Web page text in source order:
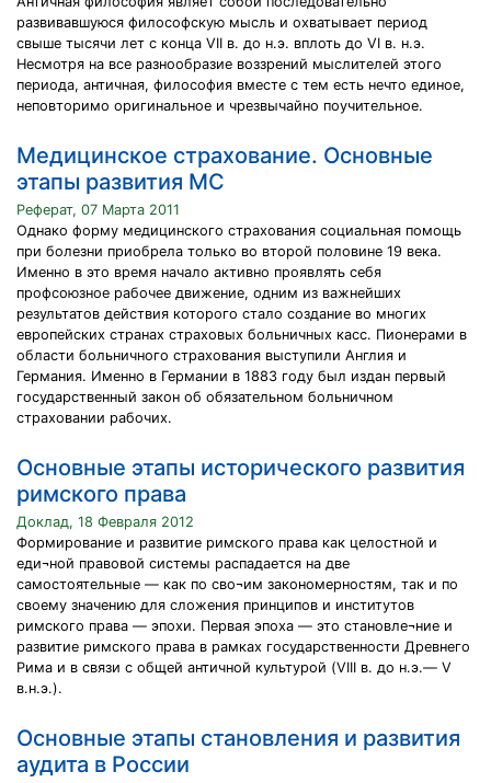
развивавшуюся философскую мысль и охватывает период
свыше тысячи лет с конца VII в. до н.э. вплоть до VI в. н.э.
Несмотря на все разнообразие воззрений мыслителей этого
периода, античная, философия вместе с тем есть нечто единое,
неповторимо оригинальное и чрезвычайно поучительное.
Медицинское страхование. Основные
этапы развития МС
Реферат, 07 Марта 2011
Однако форму медицинского страхования социальная помощь
при болезни приобрела только во второй половине 19 века.
Именно в это время начало активно проявлять себя
профсоюзное рабочее движение, одним из важнейших
результатов действия которого стало создание во многих
европейских странах страховых больничных касс. Пионерами в
области больничного страхования выступили Англия и
Германия. Именно в Германии в 1883 году был издан первый
государственный закон об обязательном больничном
страховании рабочих.
Основные этапы исторического развития
римского права
Доклад, 18 Февраля 2012
Формирование и развитие римского права как целостной и
еди¬ной правовой системы распадается на две
самостоятельные — как по сво¬им закономерностям, так и по
своему значению для сложения принципов и институтов
римского права — эпохи. Первая эпоха — это становле¬ние и
развитие римского права в рамках государственности Древнего
Рима и в связи с общей античной культурой (VIII в. до н.э.— V
в.н.э.).
Основные этапы становления и развития
аудита в России